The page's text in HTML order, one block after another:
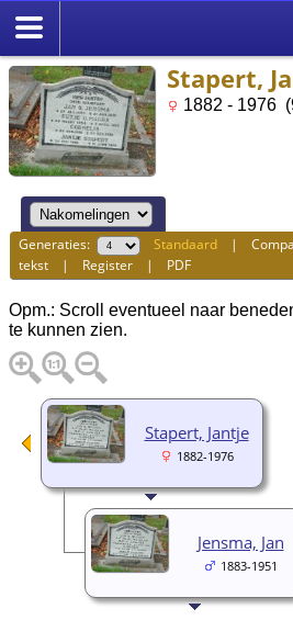
Stapert,
1882 - 1976
Generaties: Standaard |
tekst | Register | PDF
Opm.: Scroll eventueel naar
te kunnen zien.
Stapert, Jantje
1882-1976
Jensma, Jan
1883-1951